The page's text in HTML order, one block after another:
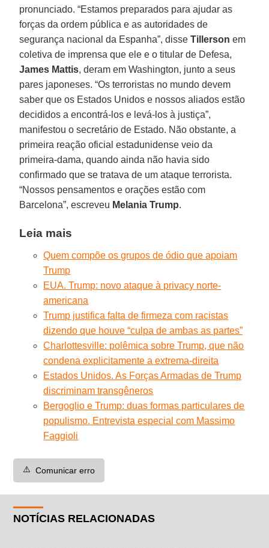
pronunciado. “Estamos preparados para ajudar as
forças da ordem pública e as autoridades de
segurança nacional da Espanha”, disseTillerson em
coletiva de imprensa que ele e o titular de Defesa,
James Mattis, deram em Washington, junto a seus
pares japoneses. “Os terroristas no mundo devem
saber que os Estados Unidos e nossos aliados estão
decididos a encontrá-los e levá-los à justiça”,
manifestou o secretário de Estado. Não obstante, a
primeira reação oficial estadunidense veio da
primeira-dama, quando ainda não havia sido
confirmado que se tratava de um ataque terrorista.
“Nossos pensamentos e orações estão com
Barcelona”, escreveu Melania Trump.
Leia mais
Quem compõe os grupos de ódio que apoiam
Trump
EUA. Trump: novo ataque à privacy norte-
americana
Trump justifica falta de firmeza com racistas
dizendo que houve “culpa de ambas as partes”
Charlottesville: polêmica sobre Trump, que não
condena explicitamente a extrema-direita
Estados Unidos. As Forças Armadas de Trump
discriminam transgêneros
Bergoglio e Trump: duas formas particulares de
populismo. Entrevista especial com Massimo
Faggioli
⚠️ Comunicar erro
NOTÍCIAS RELACIONADAS